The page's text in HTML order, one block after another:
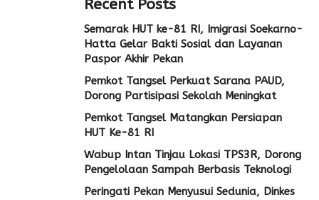
Recent Posts
Semarak HUT ke-81 RI, Imigrasi Soekarno-
Hatta Gelar Bakti Sosial dan Layanan
Paspor Akhir Pekan
Pemkot Tangsel Perkuat Sarana PAUD,
Dorong Partisipasi Sekolah Meningkat
Pemkot Tangsel Matangkan Persiapan
HUT Ke-81 RI
Wabup Intan Tinjau Lokasi TPS3R, Dorong
Pengelolaan Sampah Berbasis Teknologi
Peringati Pekan Menyusui Sedunia, Dinkes